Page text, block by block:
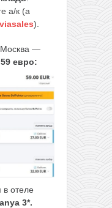
а/к (а
).
, Москва —
евро:
в отеле
3*.